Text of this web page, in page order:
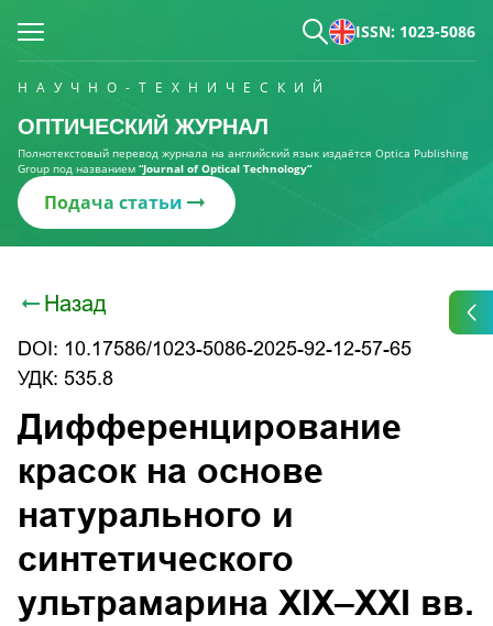
ISSN: 1023-5086
НАУЧНО-ТЕХНИЧЕСКИЙ
ОПТИЧЕСКИЙ ЖУРНАЛ
Полнотекстовый перевод журнала на английский язык издаётся Optica Publishing
Group под названием “Journal of Optical Technology“
Подача статьи
Назад
DOI: 10.17586/1023-5086-2025-92-12-57-65
УДК: 535.8
Дифференцирование
красок на основе
натурального и
синтетического
ультрамарина XIX–XXI вв.